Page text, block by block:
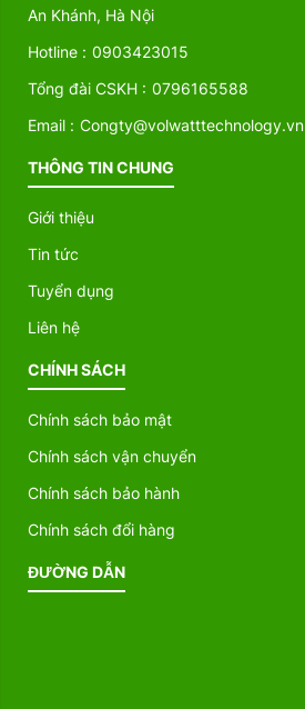
An Khánh, Hà Nội
Hotline : 0903423015
Tổng đài CSKH : 0796165588
Email : Congty@volwatttechnology.vn
THÔNG TIN CHUNG
Giới thiệu
Tin tức
Tuyển dụng
Liên hệ
CHÍNH SÁCH
Chính sách bảo mật
Chính sách vận chuyển
Chính sách bảo hành
Chính sách đổi hàng
ĐƯỜNG DẪN